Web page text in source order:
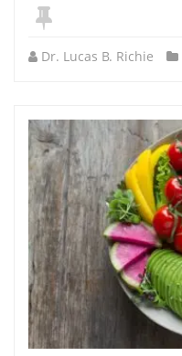
Dr. Lucas B. Richie